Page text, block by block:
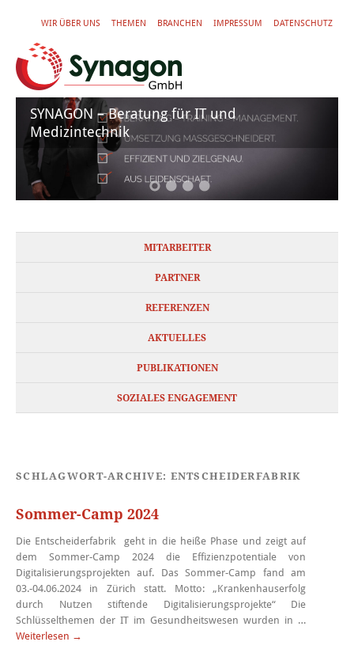
WIR ÜBER UNS THEMEN BRANCHEN IMPRESSUM DATENSCHUTZ
SYNAGON – Beratung für IT und
Medizintechnik
MITARBEITER
PARTNER
REFERENZEN
AKTUELLES
PUBLIKATIONEN
SOZIALES ENGAGEMENT
SCHLAGWORT-ARCHIVE: ENTSCHEIDERFABRIK
Sommer-Camp 2024
Die Entscheiderfabrik geht in die heiße Phase und zeigt auf
dem Sommer-Camp 2024 die Effizienzpotentiale von
Digitalisierungsprojekten auf. Das Sommer-Camp fand am
03.-04.06.2024 in Zürich statt. Motto: „Krankenhauserfolg
durch Nutzen stiftende Digitalisierungsprojekte“ Die
Schlüsselthemen der IT im Gesundheitswesen wurden in …
Weiterlesen →